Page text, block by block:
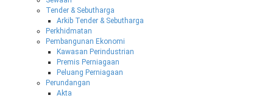
Tender & Sebutharga
Arkib Tender & Sebutharga
Perkhidmatan
Pembangunan Ekonomi
Kawasan Perindustrian
Premis Perniagaan
Peluang Perniagaan
Perundangan
Akta